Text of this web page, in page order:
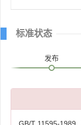
标准状态
发布